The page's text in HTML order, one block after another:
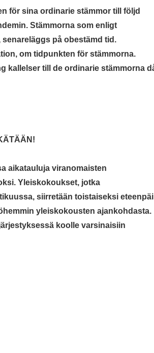
för sina ordinarie stämmor till följd
Stämmorna som enligt
på obestämd tid.
om tidpunkten för stämmorna.
kallelser till de ordinarie stämmorna
aikatauluja viranomaisten
Yleiskokoukset, jotka
siirretään toistaiseksi
yleiskokousten ajankohdasta.
koolle varsinaisiin